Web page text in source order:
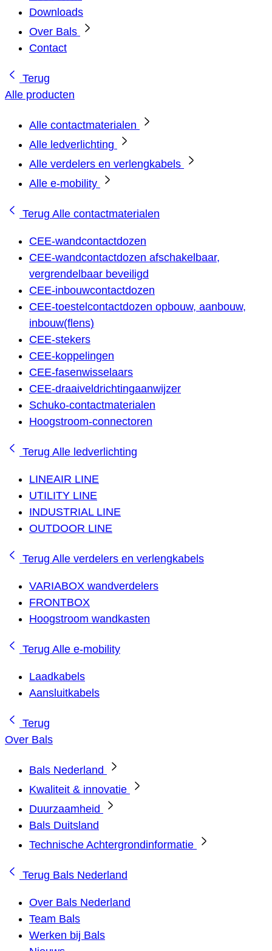
Downloads
Over Bals
Contact
Terug
Alle producten
Alle contactmaterialen
Alle ledverlichting
Alle verdelers en verlengkabels
Alle e-mobility
Terug Alle contactmaterialen
CEE-wandcontactdozen
CEE-wandcontactdozen afschakelbaar,
vergrendelbaar beveiligd
CEE-inbouwcontactdozen
CEE-toestelcontactdozen opbouw, aanbouw,
inbouw(flens)
CEE-stekers
CEE-koppelingen
CEE-fasenwisselaars
CEE-draaiveldrichtingaanwijzer
Schuko-contactmaterialen
Hoogstroom-connectoren
Terug Alle ledverlichting
LINEAIR LINE
UTILITY LINE
INDUSTRIAL LINE
OUTDOOR LINE
Terug Alle verdelers en verlengkabels
VARIABOX wandverdelers
FRONTBOX
Hoogstroom wandkasten
Terug Alle e-mobility
Laadkabels
Aansluitkabels
Terug
Over Bals
Bals Nederland
Kwaliteit & innovatie
Duurzaamheid
Bals Duitsland
Technische Achtergrondinformatie
Terug Bals Nederland
Over Bals Nederland
Team Bals
Werken bij Bals